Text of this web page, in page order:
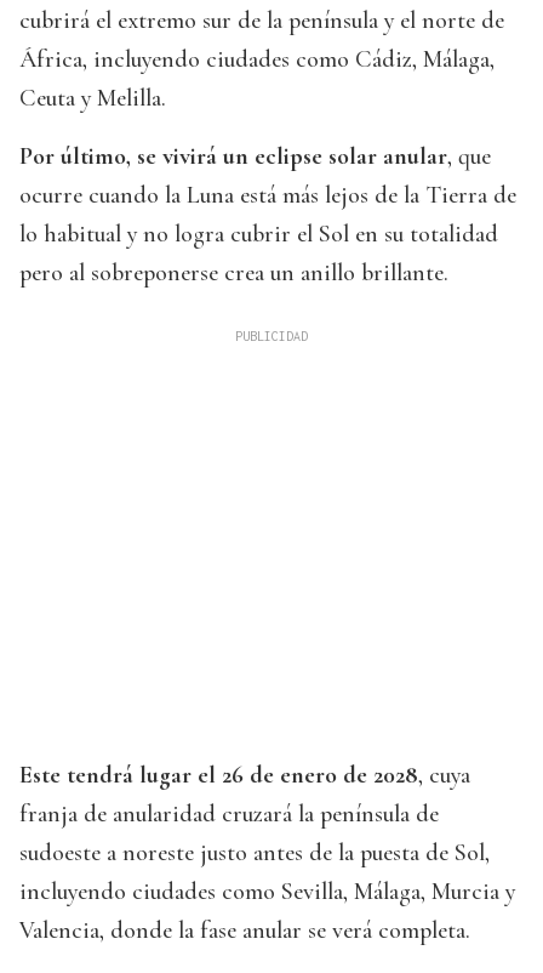
cubrirá el extremo sur de la península y el norte de
África, incluyendo ciudades como Cádiz, Málaga,
Ceuta y Melilla.
Por último, se vivirá un eclipse solar anular, que
ocurre cuando la Luna está más lejos de la Tierra de
lo habitual y no logra cubrir el Sol en su totalidad
pero al sobreponerse crea un anillo brillante.
Este tendrá lugar el 26 de enero de 2028, cuya
franja de anularidad cruzará la península de
sudoeste a noreste justo antes de la puesta de Sol,
incluyendo ciudades como Sevilla, Málaga, Murcia y
Valencia, donde la fase anular se verá completa.